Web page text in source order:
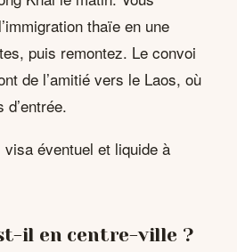
thaïe en une
puis remontez. Le convoi
de l’amitié vers le Laos, où
éventuel et liquide à
il en centre-ville ?